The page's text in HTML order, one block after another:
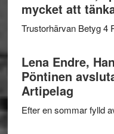
mycket att
Trustorhärvan Betyg
Lena Endre,
Pöntinen
Artipelag
Efter en sommar fylld